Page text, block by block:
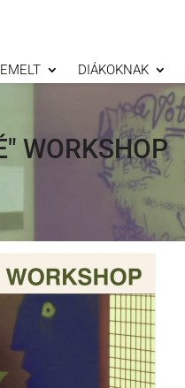
DIÁKOKNAK
WORKSHOP